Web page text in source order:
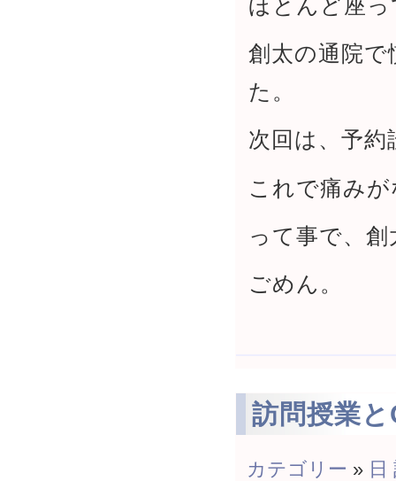
ほとんど座
創太の通院
た。
次回は、予
これで痛み
って事で、
ごめん。
訪問授業
カテゴリー » 日